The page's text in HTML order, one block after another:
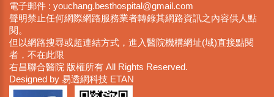
電子郵件 : youchan​g.besthosp​ital@gmail​.com
聲明禁止任何網際網路服務業者轉錄其網路資訊之內容供人點
閱。
但以網路搜尋或超連結方式，進入醫院機構網址(域)直接點閱
者，不在此限
右昌聯合醫院 版權所有 All Rights Reserved.
Designed by 易透網科技 ETAN